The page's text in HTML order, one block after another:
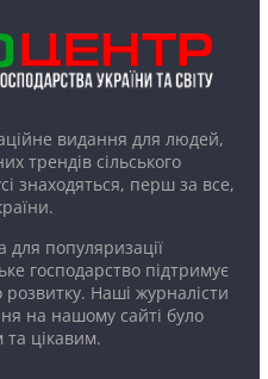
видання для людей,
трендів сільського
знаходяться, перш за все,
для популяризації
господарство підтримує
Наші журналісти
на нашому сайті було
цікавим.